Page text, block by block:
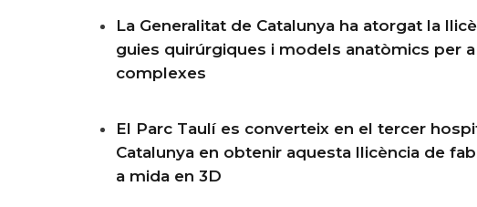
La Generalitat de Catalunya ha atorgat la llicència sanitària per fabricar
guies quirúrgiques i models anatòmics per
complexes
El Parc Taulí es converteix en el tercer hospital de l’Estat i en el segon de
Catalunya en obtenir aquesta llicència de
a mida en 3D